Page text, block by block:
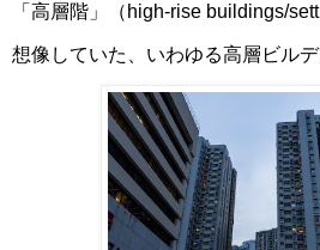
「高層階」（high-rise buildings/
想像していた、いわゆる高層ビル